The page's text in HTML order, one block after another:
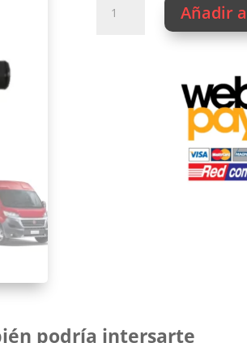
Intercooler
Añadir
podría intersarte